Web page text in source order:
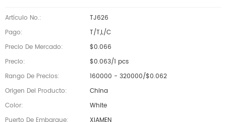
Artículo No.:
TJ626
Pago:
T/T,L/C
Precio De Mercado:
$0.066
Precio:
$0.063/1 pcs
Rango De Precios:
160000 - 320000/$0.062
Origen Del Producto:
China
Color:
White